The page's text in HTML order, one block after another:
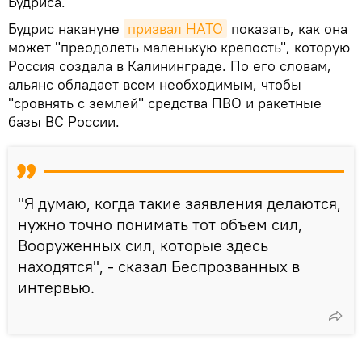
Будрис накануне призвал НАТО показать, как она
может "преодолеть маленькую крепость", которую
Россия создала в Калининграде. По его словам,
альянс обладает всем необходимым, чтобы
"сровнять с землей" средства ПВО и ракетные
базы ВС России.
"Я думаю, когда такие заявления делаются,
нужно точно понимать тот объем сил,
Вооруженных сил, которые здесь
находятся", - сказал Беспрозванных в
интервью.